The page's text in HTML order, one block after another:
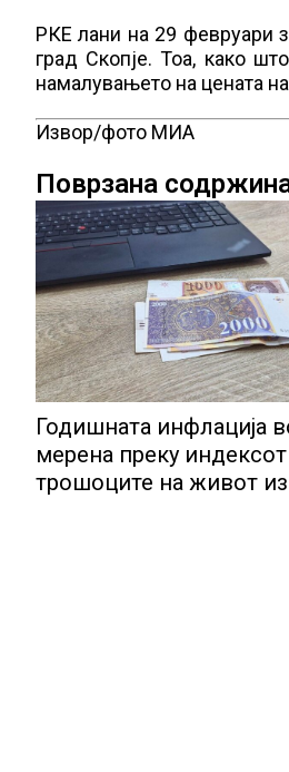
РКЕ лани на 29 февруари
град Скопје. Тоа, како
намалувањето на цената
Извор/фото МИА
Поврзана
Годишната инфлација
мерена преку
трошоците на живот